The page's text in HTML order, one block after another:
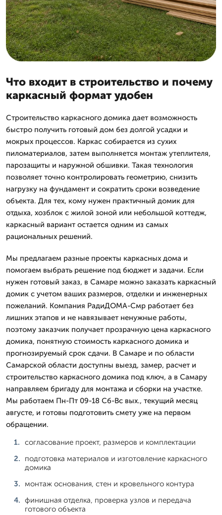
Что входит в строительство и почему
каркасный формат удобен
Строительство каркасного домика дает возможность
быстро получить готовый дом без долгой усадки и
мокрых процессов. Каркас собирается из сухих
пиломатериалов, затем выполняется монтаж утеплителя,
парозащиты и наружной обшивки. Такая технология
позволяет точно контролировать геометрию, снизить
нагрузку на фундамент и сократить сроки возведение
объекта. Для тех, кому нужен практичный домик для
отдыха, хозблок с жилой зоной или небольшой коттедж,
каркасный вариант остается одним из самых
рациональных решений.
Мы предлагаем разные проекты каркасных дома и
помогаем выбрать решение под бюджет и задачи. Если
нужен готовый заказ, в Самаре можно заказать каркасный
домик с учетом ваших размеров, отделки и инженерных
пожеланий. Компания РадиДОМА-Смр работает без
лишних этапов и не навязывает ненужные работы,
поэтому заказчик получает прозрачную цена каркасного
домика, понятную стоимость каркасного домика и
прогнозируемый срок сдачи. В Самаре и по области
Самарской области доступны выезд, замер, расчет и
строительство каркасного домика под ключ, а в Самару
направляем бригаду для монтажа и сборки на участке.
Мы работаем Пн-Пт 09-18 Сб-Вс вых., текущий месяц
августе, и готовы подготовить смету уже на первом
обращении.
согласование проект, размеров и комплектации
подготовка материалов и изготовление каркасного
домика
монтаж основания, стен и кровельного контура
финишная отделка, проверка узлов и передача
готового объекта